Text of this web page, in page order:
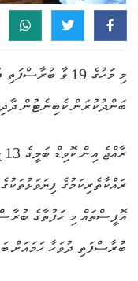
ބަންދުކުރަން ކެބިނެޓުން
ރައްކާތެރިކަމުގެ
އޮފީސްތައް މި ހަފުތާގެ
ބުރާސްފަތި ދުވަހާ ހަމައަށް